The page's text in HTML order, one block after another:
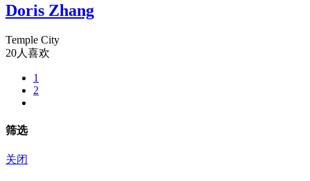
Doris Zhang
Temple City
20人喜欢
1
2
筛选
关闭